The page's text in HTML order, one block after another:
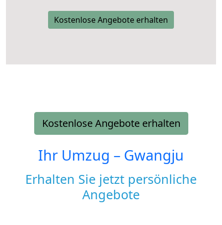
Kostenlose Angebote erhalten
Kostenlose Angebote erhalten
Ihr Umzug – Gwangju
Erhalten Sie jetzt persönliche
Angebote